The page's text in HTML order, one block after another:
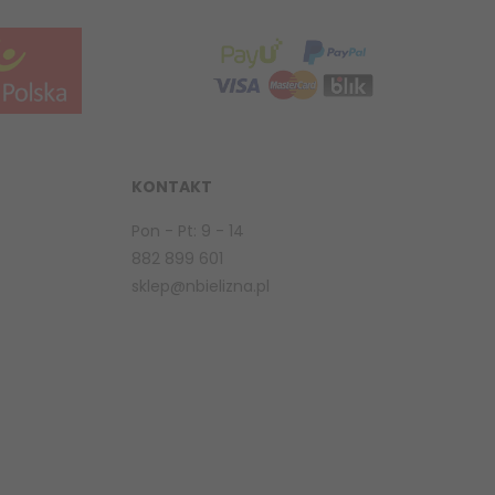
KONTAKT
Pon - Pt: 9 - 14
882 899 601
sklep@nbielizna.pl